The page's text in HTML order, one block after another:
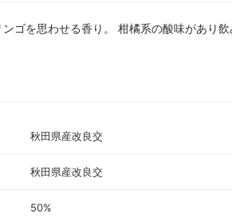
ゴを思わせる香り。 柑橘系の酸味があり飲
秋田県産改良交
秋田県産改良交
50%